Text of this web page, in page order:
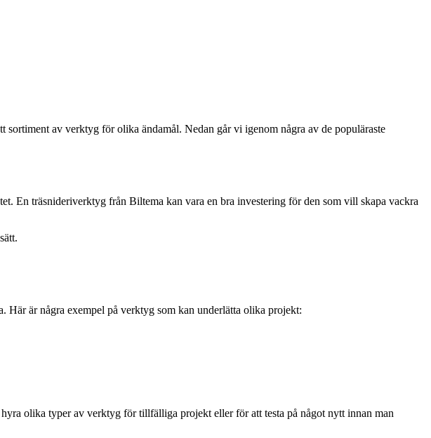
av verktyg för olika ändamål. Nedan går vi igenom några av de populäraste
En träsnideriverktyg från Biltema kan vara en bra investering för den som vill skapa vackra
Här är några exempel på verktyg som kan underlätta olika projekt:
olika typer av verktyg för tillfälliga projekt eller för att testa på något nytt innan man